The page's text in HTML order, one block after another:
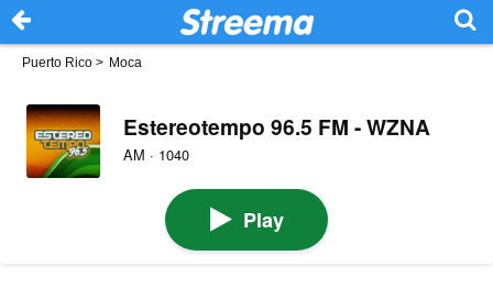
Puerto Rico > Moca
Estereotempo 96.5 FM - WZNA
AM · 1040
Play